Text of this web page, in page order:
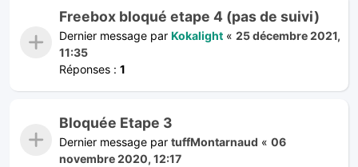
Freebox bloqué etape 4 (pas de suivi)
Dernier message par Kokalight « 25 décembre 2021,
11:35
Réponses : 1
Bloquée Etape 3
Dernier message par tuffMontarnaud « 06
novembre 2020, 12:17